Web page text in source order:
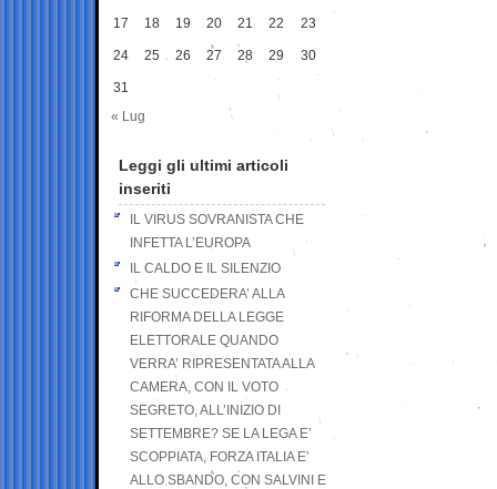
17 18 19 20 21 22 23
24 25 26 27 28 29 30
31
« Lug
Leggi gli ultimi articoli
inseriti
IL VIRUS SOVRANISTA CHE
INFETTA L’EUROPA
IL CALDO E IL SILENZIO
CHE SUCCEDERA’ ALLA
RIFORMA DELLA LEGGE
ELETTORALE QUANDO
VERRA’ RIPRESENTATA ALLA
CAMERA, CON IL VOTO
SEGRETO, ALL’INIZIO DI
SETTEMBRE? SE LA LEGA E’
SCOPPIATA, FORZA ITALIA E’
ALLO SBANDO, CON SALVINI E